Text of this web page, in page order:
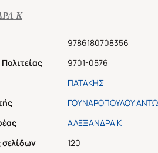
Κ
9786180708356
9701-0576
ΠΑΤΑΚΗΣ
ΓΟΥΝΑΡΟΠΟΥΛΟΥ
ΑΛΕΞΑΝΔΡΑ Κ
120